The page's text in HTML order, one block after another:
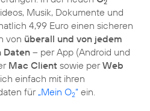
Musik, Dokumente und
4,99 Euro einen sicheren
von überall und von jedem
Daten – per App (Android und
Mac Client sowie perWeb
einfach mit ihren
für „Mein O2“ ein.